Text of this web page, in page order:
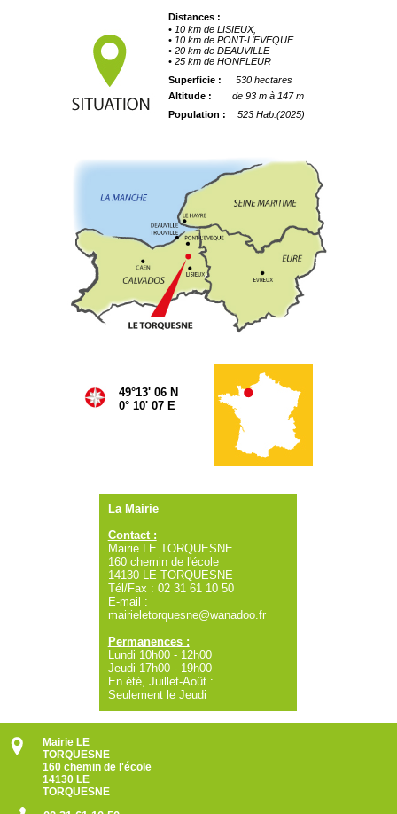
Distances :
• 10 km de LISIEUX,
• 10 km de PONT-L’EVEQUE
• 20 km de DEAUVILLE
• 25 km de HONFLEUR
Superficie :
530 hectares
Altitude :
de 93 m à 147 m
Population :
523 Hab.(2025)
49°13' 06 N
0° 10' 07 E
La Mairie
Contact :
Mairie LE TORQUESNE
160 chemin de l'école
14130 LE TORQUESNE
Tél/Fax : 02 31 61 10 50
E-mail :
mairieletorquesne@wanadoo.fr
Permanences :
Lundi 10h00 - 12h00
Jeudi 17h00 - 19h00
En été, Juillet-Août :
Seulement le Jeudi
Mairie LE
TORQUESNE
160 chemin de l'école
14130 LE
TORQUESNE